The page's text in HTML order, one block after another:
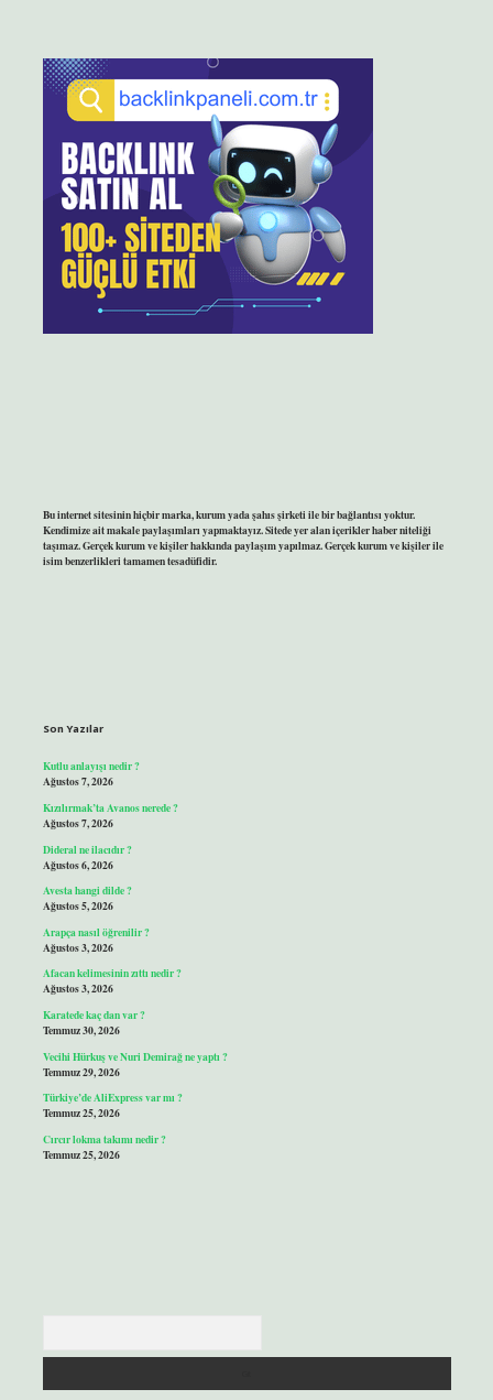
Bu internet sitesinin hiçbir marka, kurum yada şahıs şirketi ile bir bağlantısı yoktur.
Kendimize ait makale paylaşımları yapmaktayız. Sitede yer alan içerikler haber niteliği
taşımaz. Gerçek kurum ve kişiler hakkında paylaşım yapılmaz. Gerçek kurum ve kişiler ile
isim benzerlikleri tamamen tesadüfidir.
Son Yazılar
Kutlu anlayışı nedir ?
Ağustos 7, 2026
Kızılırmak’ta Avanos nerede ?
Ağustos 7, 2026
Dideral ne ilacıdır ?
Ağustos 6, 2026
Avesta hangi dilde ?
Ağustos 5, 2026
Arapça nasıl öğrenilir ?
Ağustos 3, 2026
Afacan kelimesinin zıttı nedir ?
Ağustos 3, 2026
Karatede kaç dan var ?
Temmuz 30, 2026
Vecihi Hürkuş ve Nuri Demirağ ne yaptı ?
Temmuz 29, 2026
Türkiye’de AliExpress var mı ?
Temmuz 25, 2026
Cırcır lokma takımı nedir ?
Temmuz 25, 2026